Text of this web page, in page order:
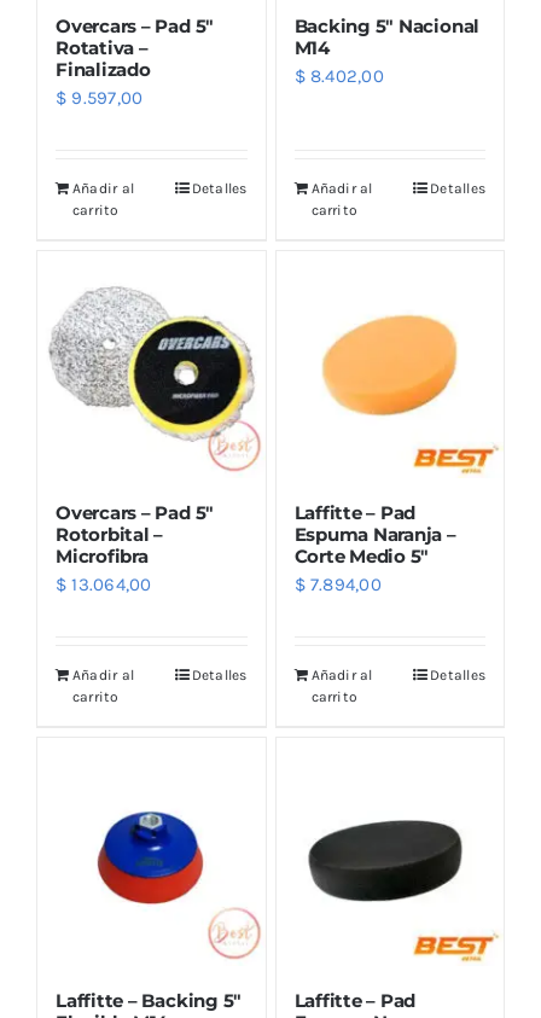
Overcars – Pad 5″
Rotativa –
Finalizado
$ 9.597,00
Añadir al
carrito
Detalles
Backing 5″ Nacional
M14
$8.402,00
Añadir al
carrito
Detalles
Overcars – Pad 5″
Rotorbital –
Microfibra
$ 13.064,00
Añadir al
carrito
Detalles
Laffitte – Pad
Espuma Naranja –
Corte Medio 5″
$7.894,00
Añadir al
carrito
Detalles
Laffitte – Backing 5″
Laffitte – Pad